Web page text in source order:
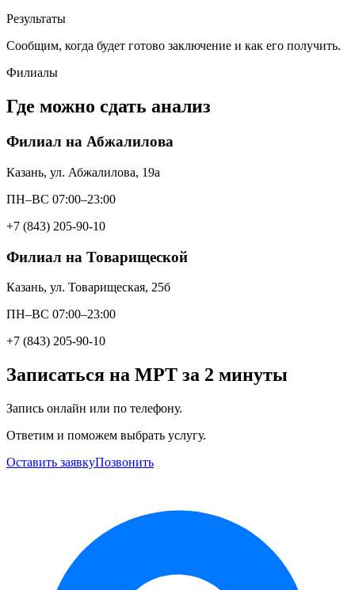
Результаты
Сообщим, когда будет готово заключение и как его получить.
Филиалы
Где можно сдать анализ
Филиал на Абжалилова
Казань, ул. Абжалилова, 19а
ПН–ВС 07:00–23:00
+7 (843) 205-90-10
Филиал на Товарищеской
Казань, ул. Товарищеская, 25б
ПН–ВС 07:00–23:00
+7 (843) 205-90-10
Записаться на МРТ за 2 минуты
Запись онлайн или по телефону.
Ответим и поможем выбрать услугу.
Оставить заявкуПозвонить